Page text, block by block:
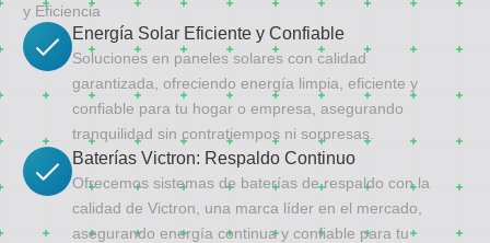
y Eficiencia
Energía Solar Eficiente y Confiable
Soluciones en paneles solares con calidad
garantizada, ofreciendo energía limpia, eficiente y
confiable para tu hogar o empresa, asegurando
tranquilidad sin contratiempos ni sorpresas.
Baterías Victron: Respaldo Continuo
Ofrecemos sistemas de baterías de respaldo con la
calidad de Victron, una marca líder en el mercado,
asegurando energía continua y confiable para tu